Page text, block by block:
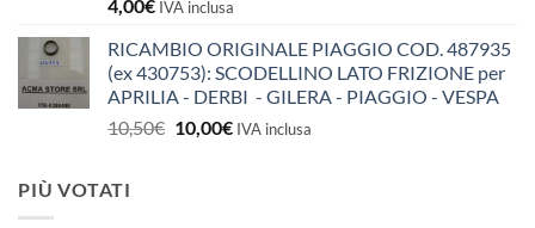
4,00€ IVA inclusa
RICAMBIO ORIGINALE PIAGGIO COD. 487935
(ex 430753): SCODELLINO LATO FRIZIONE per
APRILIA - DERBI - GILERA - PIAGGIO - VESPA
10,50€ Il
10,00€IlIVA inclusa
PIÙ VOTATI